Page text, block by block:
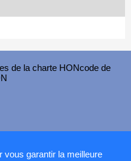
vous garantir la meilleure